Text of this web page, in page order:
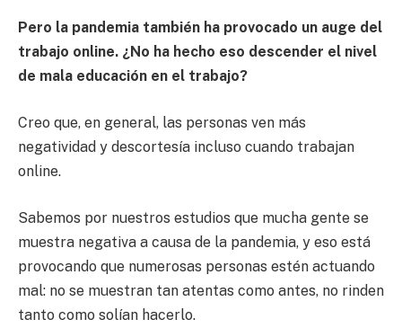
Pero la pandemia también ha provocado un auge del
trabajo online. ¿No ha hecho eso descender el nivel
de mala educación en el trabajo?
Creo que, en general, las personas ven más
negatividad y descortesía incluso cuando trabajan
online.
Sabemos por nuestros estudios que mucha gente se
muestra negativa a causa de la pandemia, y eso está
provocando que numerosas personas estén actuando
mal: no se muestran tan atentas como antes, no rinden
tanto como solían hacerlo.